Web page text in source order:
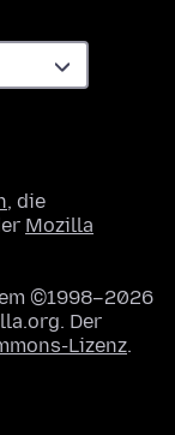
, die
Mozilla
©1998–2026
Der
Lizenz.